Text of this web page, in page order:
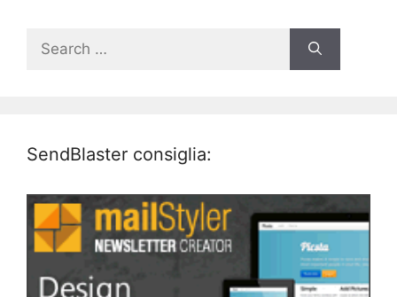
for:
SendBlaster consiglia: